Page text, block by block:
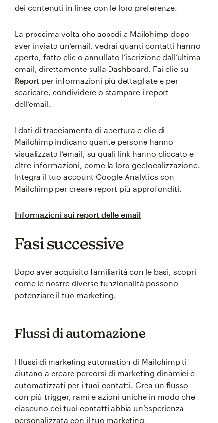
dei contenuti in linea con le loro preferenze.
La prossima volta che accedi a Mailchimp dopo
aver inviato un’email, vedrai quanti contatti hanno
aperto, fatto clic o annullato l’iscrizione dall’ultima
email, direttamente sulla Dashboard. Fai clic su
Report per informazioni più dettagliate e per
scaricare, condividere o stampare i report
dell’email.
I dati di tracciamento di apertura e clic di
Mailchimp indicano quante persone hanno
visualizzato l’email, su quali link hanno cliccato e
altre informazioni, come la loro geolocalizzazione.
Integra il tuo account Google Analytics con
Mailchimp per creare report più approfonditi.
Informazioni sui report delle email
Fasi successive
Dopo aver acquisito familiarità con le basi, scopri
come le nostre diverse funzionalità possono
potenziare il tuo marketing.
Flussi di automazione
I flussi di marketing automation di Mailchimp ti
aiutano a creare percorsi di marketing dinamici e
automatizzati per i tuoi contatti. Crea un flusso
con più trigger, rami e azioni uniche in modo che
ciascuno dei tuoi contatti abbia un’esperienza
personalizzata con il tuo marketing.